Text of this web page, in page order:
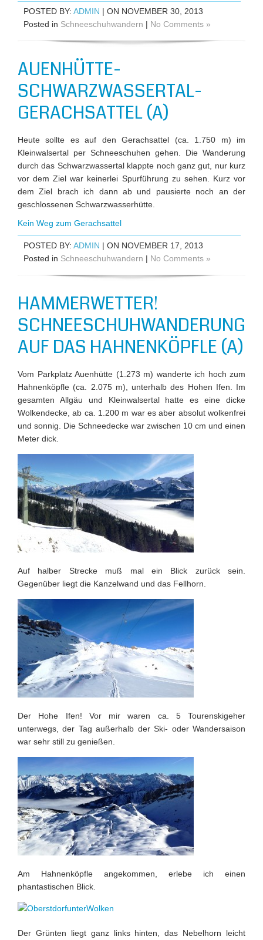
POSTED BY: ADMIN | ON NOVEMBER 30, 2013
Posted in Schneeschuhwandern | No Comments »
AUENHÜTTE-
SCHWARZWASSERTAL-
GERACHSATTEL (A)
Heute sollte es auf den Gerachsattel (ca. 1.750 m) im
Kleinwalsertal per Schneeschuhen gehen. Die Wanderung
durch das Schwarzwassertal klappte noch ganz gut, nur kurz
vor dem Ziel war keinerlei Spurführung zu sehen. Kurz vor
dem Ziel brach ich dann ab und pausierte noch an der
geschlossenen Schwarzwasserhütte.
Kein Weg zum Gerachsattel
POSTED BY: ADMIN | ON NOVEMBER 17, 2013
Posted in Schneeschuhwandern | No Comments »
HAMMERWETTER!
SCHNEESCHUHWANDERUNG
AUF DAS HAHNENKÖPFLE (A)
Vom Parkplatz Auenhütte (1.273 m) wanderte ich hoch zum
Hahnenköpfle (ca. 2.075 m), unterhalb des Hohen Ifen. Im
gesamten Allgäu und Kleinwalsertal hatte es eine dicke
Wolkendecke, ab ca. 1.200 m war es aber absolut wolkenfrei
und sonnig. Die Schneedecke war zwischen 10 cm und einen
Meter dick.
Auf halber Strecke muß mal ein Blick zurück sein.
Gegenüber liegt die Kanzelwand und das Fellhorn.
Der Hohe Ifen! Vor mir waren ca. 5 Tourenskigeher
unterwegs, der Tag außerhalb der Ski- oder Wandersaison
war sehr still zu genießen.
Am Hahnenköpfle angekommen, erlebe ich einen
phantastischen Blick.
Der Grünten liegt ganz links hinten, das Nebelhorn leicht